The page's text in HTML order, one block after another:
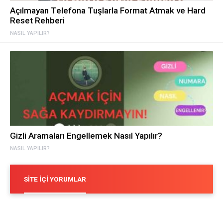
NASIL YAPILIR?
Açılmayan Telefona Tuşlarla Format Atmak ve Hard
Reset Rehberi
NASIL YAPILIR?
Gizli Aramaları Engellemek Nasıl Yapılır?
SITE İÇI YORUMLAR